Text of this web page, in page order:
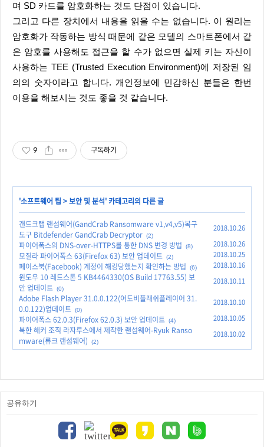
며 SD 카드를 암호화하는 것도 단점이 있습니다.
그리고 다른 장치에서 내용을 읽을 수는 없습니다. 이 원리는
암호화가 작동하는 방식 때문에 같은 모델의 스마트폰에서 같
은 암호를 사용해도 접근을 할 수가 없으면 실제 키는 자신이
사용하는 TEE (Trusted Execution Environment)에 저장된 임
의의 숫자이라고 합니다. 개인정보에 민감하신 분들은 한번
이용을 해보시는 것도 좋을 것 같습니다.
9 구독하기
'소프트웨어 팁 >보안 및 분석' 카테고리의 다른 글
갠드크랩 랜섬웨어(GandCrab Ransomware v1,v4,v5)복구
도구 Bitdefender GandCrab Decryptor (2)
2018.10.26
파이어폭스의 DNS-over-HTTPS를 통한 DNS 변경 방법 (8) 2018.10.26
모질라 파이어폭스 63(Firefox 63) 보안 업데이트 (2) 2018.10.25
페이스북(Facebook) 계정이 해킹당했는지 확인하는 방법 (6) 2018.10.16
윈도우 10 레드스톤 5 KB4464330(OS Build 17763.55) 보
안 업데이트 (0)
2018.10.11
Adobe Flash Player 31.0.0.122(어도비플래쉬플레이어 31.
0.0.122)업데이트 (0)
2018.10.10
파이어폭스 62.0.3(Firefox 62.0.3) 보안 업데이트 (4) 2018.10.05
북한 해커 조직 라자루스에서 제작한 랜섬웨어-Ryuk Ranso
mware(류크 랜섬웨어)
(2)
2018.10.02
공유하기